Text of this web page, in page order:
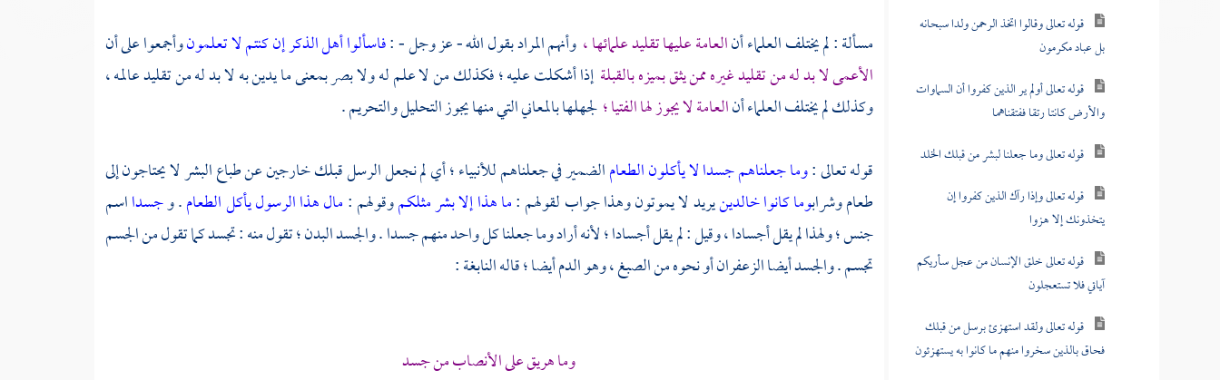
قوله تعالى وقالوا اتخذ الرحمن ولدا سبحانه
بل عباد مكرمون
قوله تعالى أولم ير الذين كفروا أن السماوات
والأرض كانتا رتقا ففتقناهما
قوله تعالى وما جعلنا لبشر من قبلك الخلد
قوله تعالى وإذا رآك الذين كفروا إن
يتخذونك إلا هزوا
قوله تعالى خلق الإنسان من عجل سأريكم
آياتي فلا تستعجلون
قوله تعالى ولقد استهزئ برسل من قبلك
فحاق بالذين سخروا منهم ما كانوا به يستهزئون
مسألة : لم يختلف العلماء أنالعامة عليها تقليد علمائها ، وأنهم المراد بقول الله - عز وجل - :فاسألوا أهل الذكر إن كنتم لا تعلمونوأجمعوا على أن
الأعمى لا بد له من تقليد غيره ممن يثق بميزه بالقبلة إذا أشكلت عليه ؛ فكذلك من لا علم له ولا بصر بمعنى ما يدين به لا بد له من تقليد عالمه ،
وكذلك لم يختلف العلماء أنالعامة لا يجوز لها الفتيا ؛لجهلها بالمعاني التي منها يجوز التحليل والتحريم .
قوله تعالى :وما جعلناهم جسدا لا يأكلون الطعامالضمير في جعلناهم للأنبياء ؛ أي لم نجعل الرسل قبلك خارجين عن طباع البشر لا يحتاجون إلى
طعام وشرابوما كانوا خالدينيريد لا يموتون وهذا جواب لقولهم :ما هذا إلا بشر مثلكموقولهم :مال هذا الرسول يأكل الطعام. وجسدااسم
جنس ؛ ولهذا لم يقل أجسادا ، وقيل : لم يقل أجسادا ؛ لأنه أراد وما جعلنا كل واحد منهم جسدا . والجسد البدن ؛ تقول منه : تجسد كما تقول من الجسم
تجسم . والجسد أيضا الزعفران أو نحوه من الصبغ ، وهو الدم أيضا ؛ قالهالنابغة:
وما هريق على الأنصاب من جسد